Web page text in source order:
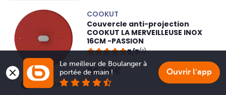
Comparer
COOKUT
Couvercle anti-projection
COOKUT LA MERVEILLEUSE INOX
16CM -PASSION
5/5(1)
26,99€
Le meilleur de Boulanger à
portée de main !
Ouvrir l'app